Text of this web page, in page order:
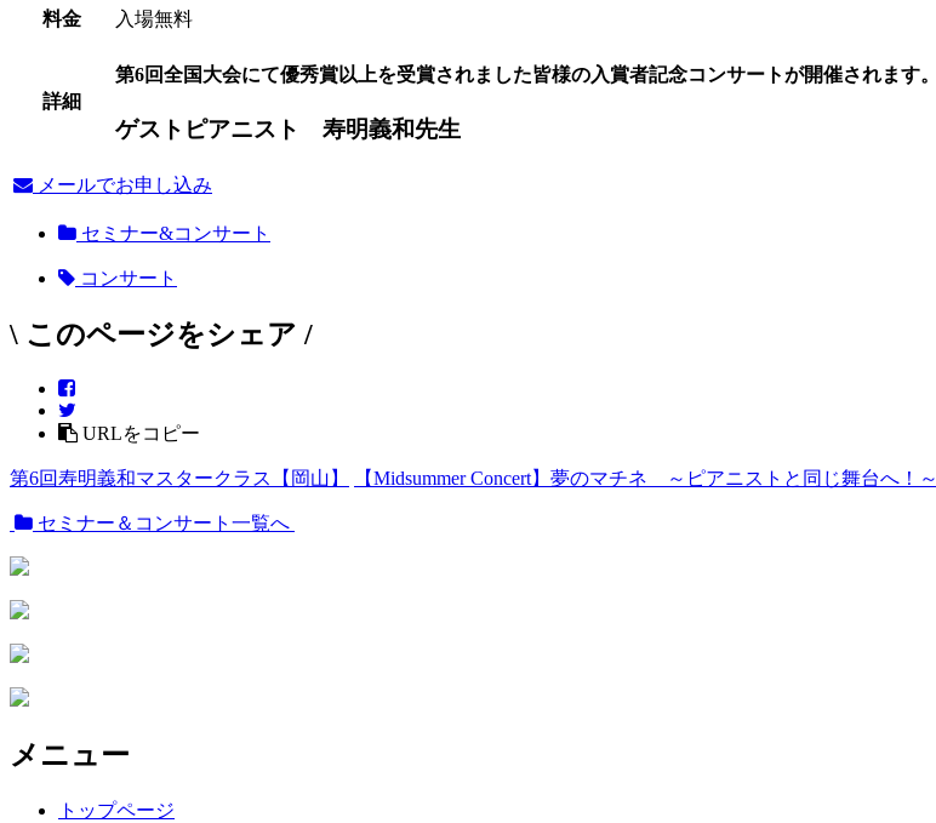
料金
入場無料
詳細
第6回全国大会にて優秀賞以上を受賞されました皆様の入賞者記念コンサートが開催されます。
ゲストピアニスト 寿明義和先生
メールでお申し込み
セミナー&コンサート
コンサート
\ このページをシェア /
URLをコピー
第6回寿明義和マスタークラス【岡山】 【Midsummer Concert】夢のマチネ ～ピアニストと同じ舞台へ！～
セミナー＆コンサート一覧へ
メニュー
トップページ